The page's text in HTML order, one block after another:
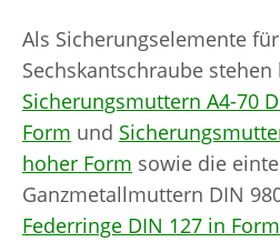
Als Sicherungselemente
Sechskantschraube
Sicherungsmuttern A4-70
Form und
hoher Form sowie die
Ganzmetallmuttern DIN
Federringe DIN 127 in